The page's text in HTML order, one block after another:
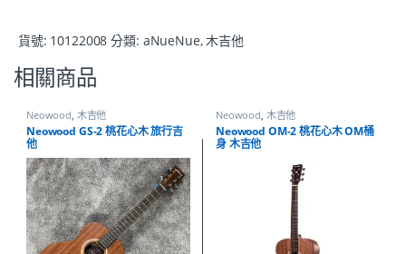
貨號: 10122008 分類: aNueNue,木吉他
相關商品
Neowood 木吉他
Neowood GS-2 桃花心木 旅行吉
他
Neowood 木吉他
Neowood OM-2 桃花心木 OM桶
身 木吉他